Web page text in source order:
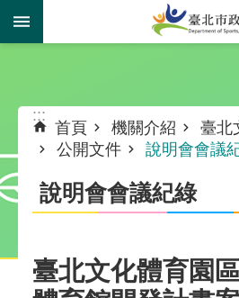
跳到主要內容區塊
:::
首頁 機關介紹
臺北
公開文件
說明會會議
說明會會議紀綠
臺北文化體育園